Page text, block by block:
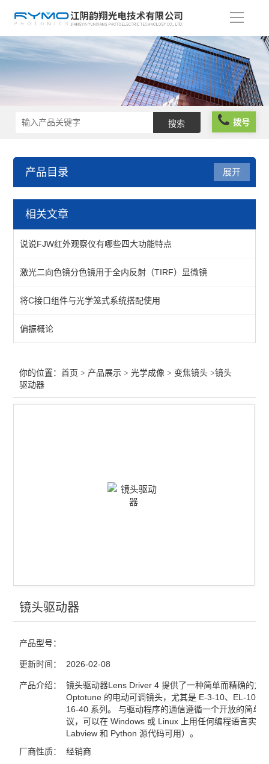
导
拨号
产品目录
光学成像
红外镜头
查看全部 >>
展开
相关文章
说说FJW红外观察仪有哪些四大功能特点
激光二向色镜分色镜用于全内反射（TIRF）显微镜
将C接口组件与光学笼式系统搭配使用
偏振概论
你的位置：首页 > 产品展示 >光学成像 > 变焦镜头 >镜头
驱动器
镜头驱动器
产品型号：
更新时间： 2026-02-08
产品介绍：
镜头驱动器Lens Driver 4 提供了一种简单而精确的方
Optotune 的电动可调镜头，尤其是 E-3-10、EL-10-
16-40 系列。 与驱动程序的通信遵循一个开放的简单
议，可以在 Windows 或 Linux 上用任何编程语言实现
Labview 和 Python 源代码可用）。
厂商性质：
经销商